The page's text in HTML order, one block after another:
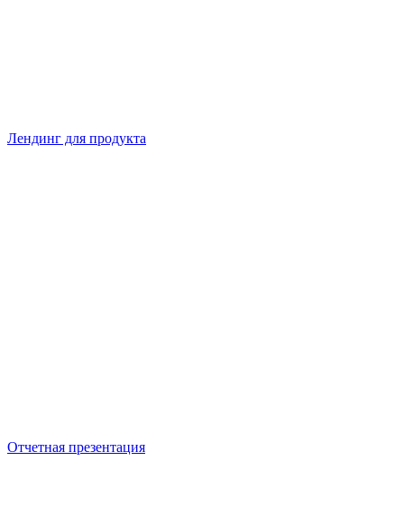
Лендинг для продукта
Отчетная презентация